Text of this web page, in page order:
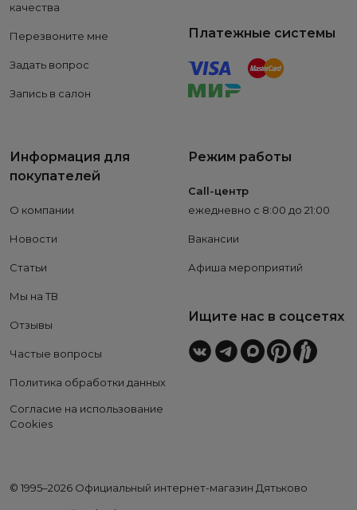
качества
Перезвоните мне
Задать вопрос
Запись в салон
Платежные системы
Информация для
покупателей
О компании
Новости
Статьи
Мы на ТВ
Отзывы
Частые вопросы
Политика обработки данных
Согласие на использование
Cookies
Режим работы
Call-центр
ежедневно с 8:00 до 21:00
Вакансии
Афиша мероприятий
Ищите нас в соцсетях
© 1995–2026 Официальный интернет-магазин Дятьково